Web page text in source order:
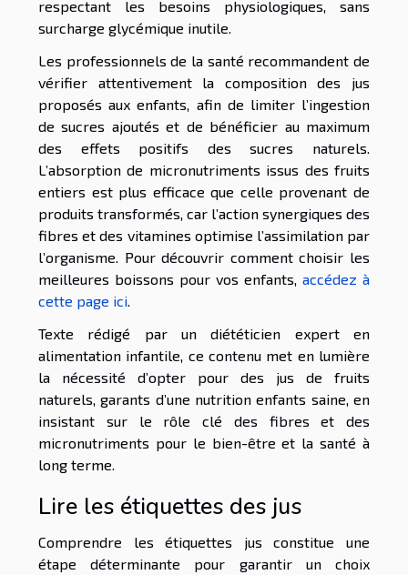
respectant les besoins physiologiques, sans
surcharge glycémique inutile.
Les professionnels de la santé recommandent de
vérifier attentivement la composition des jus
proposés aux enfants, afin de limiter l’ingestion
de sucres ajoutés et de bénéficier au maximum
des effets positifs des sucres naturels.
L’absorption de micronutriments issus des fruits
entiers est plus efficace que celle provenant de
produits transformés, car l’action synergiques des
fibres et des vitamines optimise l’assimilation par
l’organisme. Pour découvrir comment choisir les
meilleures boissons pour vos enfants, accédez à
cette page ici
Texte rédigé par un diététicien expert en
alimentation infantile, ce contenu met en lumière
la nécessité d’opter pour des jus de fruits
naturels, garants d’une nutrition enfants saine, en
insistant sur le rôle clé des fibres et des
micronutriments pour le bien-être et la santé à
long terme.
Lire les étiquettes des jus
Comprendre les étiquettes jus constitue une
étape déterminante pour garantir un choix